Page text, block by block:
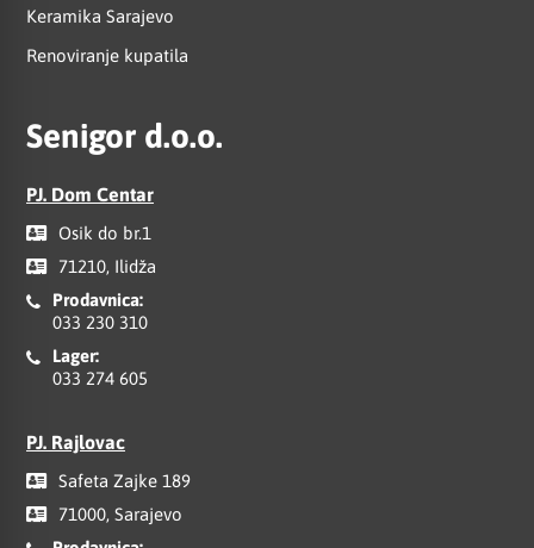
Keramika Sarajevo
Renoviranje kupatila
Senigor d.o.o.
PJ. Dom Centar
Osik do br.1
71210, Ilidža
Prodavnica:
033 230 310
Lager:
033 274 605
PJ. Rajlovac
Safeta Zajke 189
71000, Sarajevo